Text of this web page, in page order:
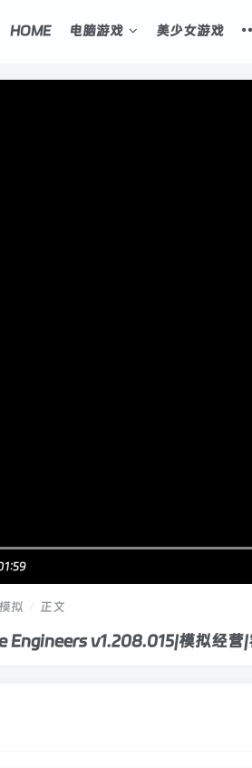
HOME 电脑游戏 美少女游戏
拟 正文
Engineers v1.208.015|模拟经营